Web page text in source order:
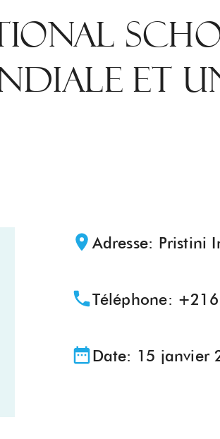
ET
Adresse: Pristini
Téléphone:
Date: 15 janvier